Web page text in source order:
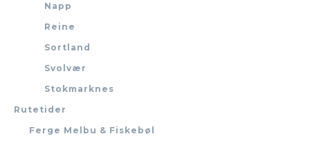
Napp
Reine
Sortland
Svolvær
Stokmarknes
Rutetider
Ferge Melbu & Fiskebøl